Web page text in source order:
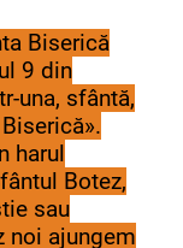
Biserică
9 din
una, sfântă,
harul
Botez,
sau
noi ajungem